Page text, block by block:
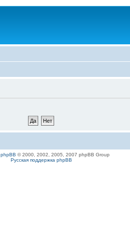
phpBB © 2000, 2002, 2005, 2007 phpBB Group
Русская поддержка phpBB